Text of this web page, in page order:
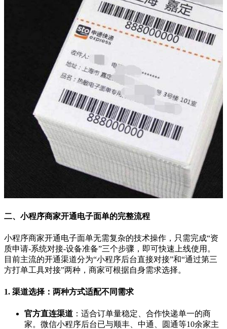
二、小程序商家开通电子面单的完整流程
小程序商家开通电子面单无需复杂的技术操作，只需完成“资
质申请-系统对接-设备准备”三个步骤，即可快速上线使用。
目前主流的开通渠道分为“小程序后台直接对接”和“通过第三
方打单工具对接”两种，商家可根据自身需求选择。
1. 渠道选择：两种方式适配不同需求
官方直连渠道 ：适合订单量稳定、合作快递单一的商
家。微信小程序后台已与顺丰、中通、圆通等10余家主